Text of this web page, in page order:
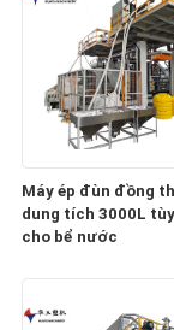
Máy ép đùn đồng
dung tích 3000L
cho bể nước